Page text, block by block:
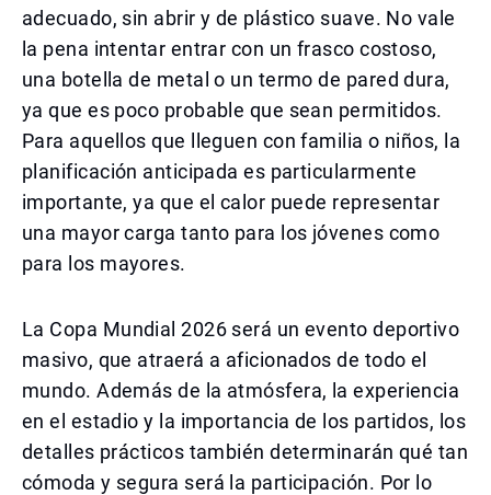
adecuado, sin abrir y de plástico suave. No vale
la pena intentar entrar con un frasco costoso,
una botella de metal o un termo de pared dura,
ya que es poco probable que sean permitidos.
Para aquellos que lleguen con familia o niños, la
planificación anticipada es particularmente
importante, ya que el calor puede representar
una mayor carga tanto para los jóvenes como
para los mayores.
La Copa Mundial 2026 será un evento deportivo
masivo, que atraerá a aficionados de todo el
mundo. Además de la atmósfera, la experiencia
en el estadio y la importancia de los partidos, los
detalles prácticos también determinarán qué tan
cómoda y segura será la participación. Por lo